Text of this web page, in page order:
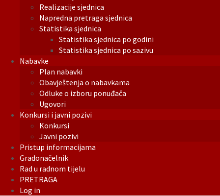
Realizacije sjednica
Napredna pretraga sjednica
Statistika sjednica
Statistika sjednica po godini
Statistika sjednica po sazivu
Nabavke
Plan nabavki
Obavještenja o nabavkama
Odluke o izboru ponuđača
Ugovori
Konkursi i javni pozivi
Konkursi
Javni pozivi
Pristup informacijama
Gradonačelnik
Rad u radnom tijelu
PRETRAGA
Log in